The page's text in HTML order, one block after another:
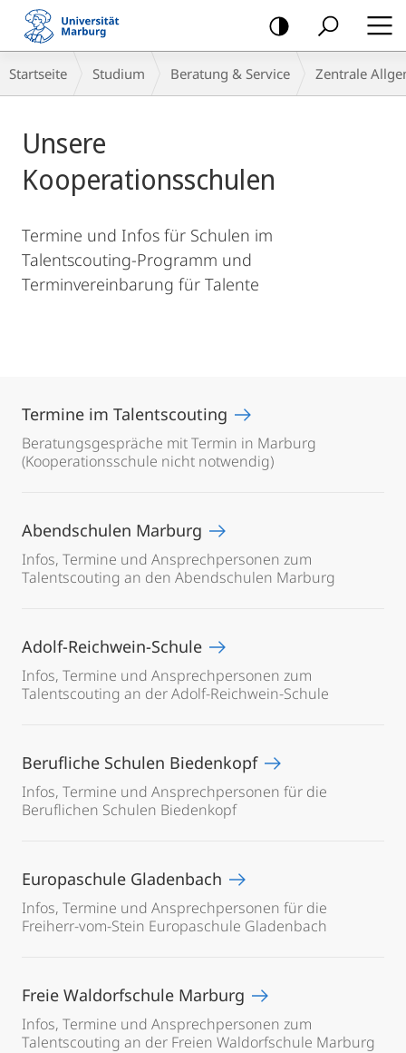
Mobile-
Navigation
Hauptinhalt
Breadcrumb-
Navigation
Startseite Studium Beratung & Service Zentrale
Unsere
Kooperationsschulen
Termine und Infos für Schulen im
Talentscouting-Programm und
Terminvereinbarung für Talente
Termine im Talentscouting
Beratungsgespräche mit Termin in Marburg
(Kooperationsschule nicht notwendig)
Abendschulen Marburg
Infos, Termine und Ansprechpersonen zum
Talentscouting an den Abendschulen Marburg
Adolf-Reichwein-Schule
Infos, Termine und Ansprechpersonen zum
Talentscouting an der Adolf-Reichwein-Schule
Berufliche Schulen Biedenkopf
Infos, Termine und Ansprechpersonen für die
Beruflichen Schulen Biedenkopf
Europaschule Gladenbach
Infos, Termine und Ansprechpersonen für die
Freiherr-vom-Stein Europaschule Gladenbach
Freie Waldorfschule Marburg
Infos, Termine und Ansprechpersonen zum
Talentscouting an der Freien Waldorfschule Marburg